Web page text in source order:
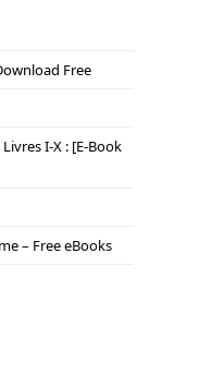
Free
I-X : [E-Book
– Free eBooks